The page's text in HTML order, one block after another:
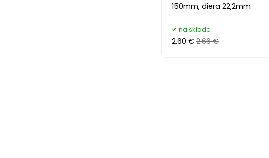
150mm, diera 22,2mm
na sklade
2.60 € 2.66 €